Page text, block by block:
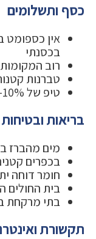
כסף ותשלומים
אין כספומט
בכסנתי
רוב
טברנות
טיפ של 5-10% מקובל במסעדות
בריאות ובטיחות
מים מהברז
בכפרים
חומר דוחה
בית החולים
בתי מרקחת
תקשורת